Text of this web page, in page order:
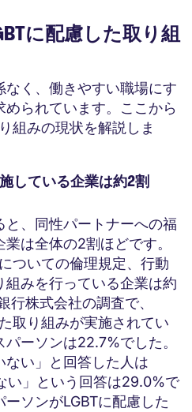
に配慮した取り組
く、働きやすい職場にす
られています。ここから
組みの現状を解説しま
している企業は約2割
と、同性パートナーへの福
は全体の2割ほどです。
ついての倫理規定、行動
みを行っている企業は約
行株式会社の調査で、
取り組みが実施されてい
ーソンは22.7%でした。
ない」と回答した人は
い」という回答は29.0%で
ソンがLGBTに配慮した